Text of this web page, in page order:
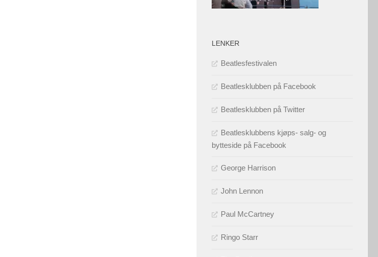
LENKER
Beatlesfestivalen
Beatlesklubben på Facebook
Beatlesklubben på Twitter
Beatlesklubbens kjøps- salg- og
bytteside på Facebook
George Harrison
John Lennon
Paul McCartney
Ringo Starr